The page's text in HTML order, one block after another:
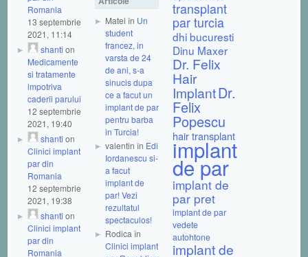
Romania
13 septembrie
2021, 11:14
shanti on
Medicamente
si tratamente
impotriva
caderii parului
12 septembrie
2021, 19:40
shanti on
Clinici implant
par din
Romania
12 septembrie
2021, 19:38
shanti on
Clinici implant
par din
Romania
Matei în Un
student
francez, in
varsta de 24
de ani, s-a
sinucis dupa
ce a facut un
implant de par
pentru barba
in Turcia!
valentin în Edi
Iordanescu si-
a facut
implant de
par! Vezi
rezultatul
spectaculos!
Rodica în
Clinici implant
transplant
par turcia
dhi bucuresti
Dinu Maxer
Dr. Felix
Hair
ImplantDr.
Felix
Popescu
hair transplant
implant
de par
implant de
par pret
implant de par
vedete
autohtone
implant de